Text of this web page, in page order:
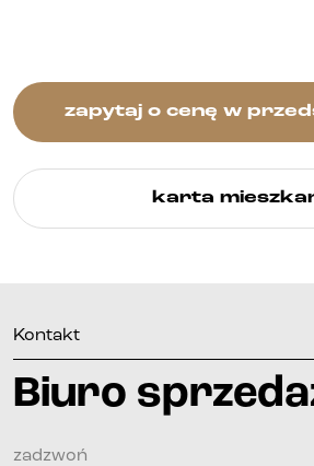
zapytaj o cenę w
karta
Kontakt
Biuro
zadzwoń